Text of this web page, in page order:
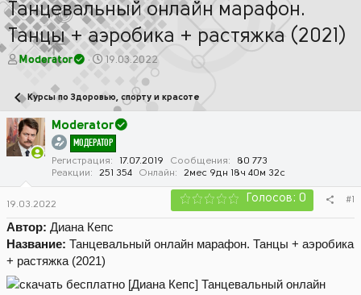
Танцевальный онлайн марафон.
Танцы + аэробика + растяжка (2021)
А
о
р
т
е
Moderator
Д
а
а
ч
а
л
а
19.03.2022
Курсы по Здоровью, спорту и красоте
Moderator
МОДЕРАТОР
Регистрация 17.07.2019 Сообщения
80 773
Реакции
251 354 Онлайн 2мес 9дн 18ч 40м 32с
19.03.2022 Голосов: 0 #1
Автор: Диана Кепс
Название: Танцевальный онлайн марафон. Танцы + аэробика
+ растяжка (2021)